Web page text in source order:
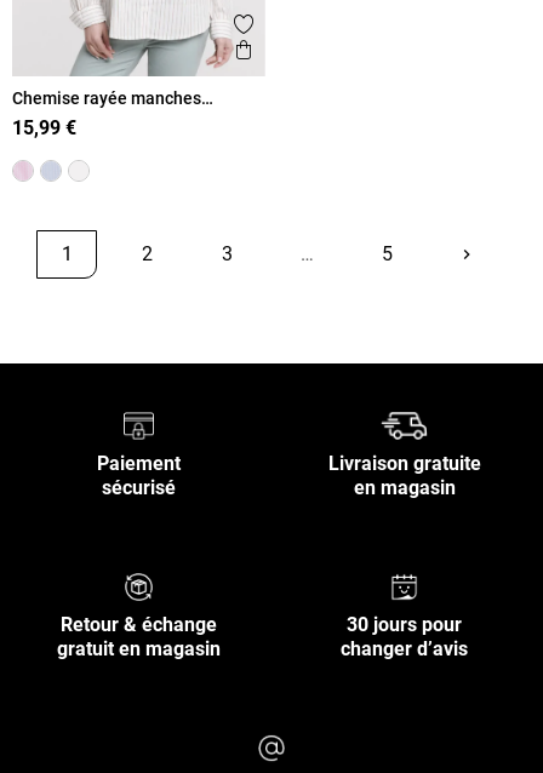
Ajouter aux favoris
Aperçu rapide
Chemise rayée manches
longues femme
15,99 €
1 2 3 … 5 keyboard_arrow_rightSuivant
Paiement
sécurisé
Livraison gratuite
en magasin
Retour & échange
gratuit en magasin
30 jours pour
changer d’avis